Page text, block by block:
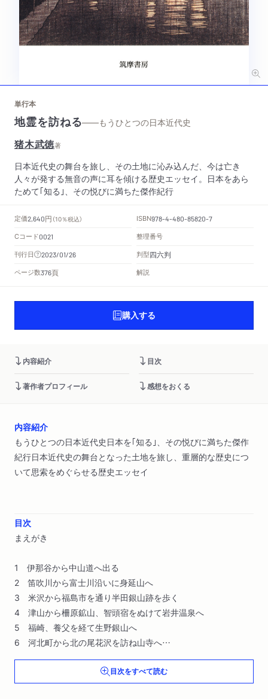
単行本
地霊を訪ねる——もうひとつの日本近代史
猪木武徳著
日本近代史の舞台を旅し、その土地に沁み込んだ、今は亡き
人々が発する無音の声に耳を傾ける歴史エッセイ。日本をあら
ためて｢知る｣、その悦びに満ちた傑作紀行
定価2,640円 （10％税込） ISBN978-4-480-85820-7
Cコード0021
整理番号
刊行日
2023/01/26 判型四六判
ページ数376頁 解説
購入する
内容紹介 目次
著作者プロフィール 感想をおくる
内容紹介
もうひとつの日本近代史日本を｢知る｣、その悦びに満ちた傑作
紀行日本近代史の舞台となった土地を旅し、重層的な歴史につ
いて思索をめぐらせる歴史エッセイ
目次
まえがき
1 伊那谷から中山道へ出る
2 笛吹川から富士川沿いに身延山へ
3 米沢から福島市を通り半田銀山跡を歩く
4 津山から柵原鉱山、智頭宿をぬけて岩井温泉へ
5 福崎、養父を経て生野銀山へ
6 河北町から北の尾花沢を訪ね山寺へ
7 金銀の島、流謫の島、佐渡の霊気にふれる
8 阿仁・尾去沢・小坂から十和田湖に出て五所川原へ
9 協和町鉱山跡から院内を歩き、湯沢温泉郷で休む
目次をすべて読む